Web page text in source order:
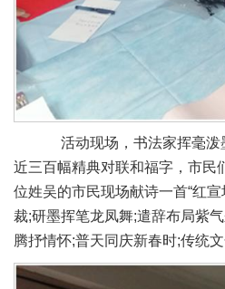
活动现场，书法家挥毫泼
近三百幅精典对联和福字，市民
位姓吴的市民现场献诗一首“红
裁;研墨挥笔龙凤舞;遣辞布局紫
腾抒情怀;普天同庆新春时;传统